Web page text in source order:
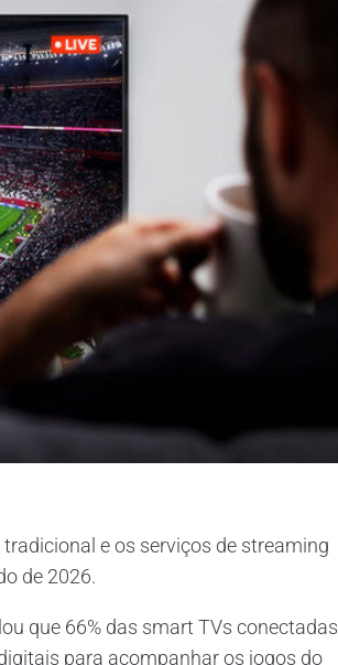
e os serviços de streaming
de 2026.
que 66% das smart TVs conectadas
para acompanhar os jogos do